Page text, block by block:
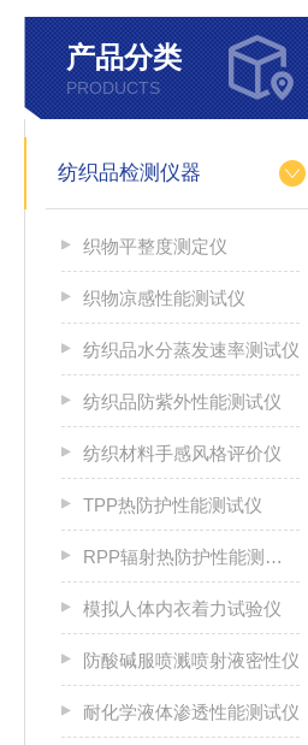
产品分类
PRODUCTS
纺织品检测仪器
织物平整度测定仪
织物凉感性能测试仪
纺织品水分蒸发速率测试仪
纺织品防紫外性能测试仪
纺织材料手感风格评价仪
TPP热防护性能测试仪
RPP辐射热防护性能测试仪
模拟人体内衣着力试验仪
防酸碱服喷溅喷射液密性仪
耐化学液体渗透性能测试仪